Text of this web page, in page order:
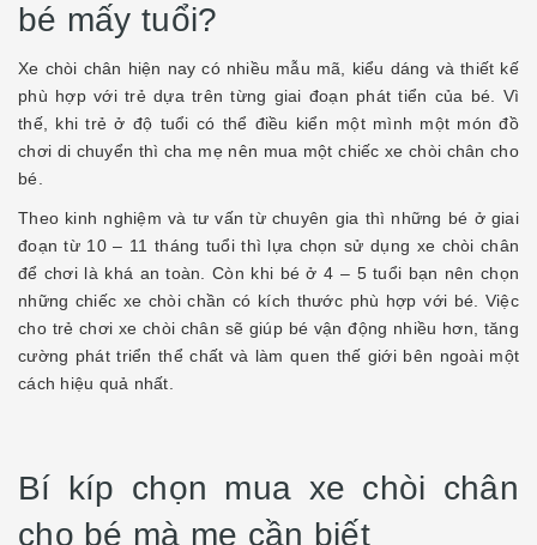
bé mấy tuổi?
Xe chòi chân hiện nay có nhiều mẫu mã, kiểu dáng và thiết kế
phù hợp với trẻ dựa trên từng giai đoạn phát tiển của bé. Vì
thế, khi trẻ ở độ tuổi có thể điều kiển một mình một món đồ
chơi di chuyển thì cha mẹ nên mua một chiếc xe chòi chân cho
bé.
Theo kinh nghiệm và tư vấn từ chuyên gia thì những bé ở giai
đoạn từ 10 – 11 tháng tuổi thì lựa chọn sử dụng xe chòi chân
để chơi là khá an toàn. Còn khi bé ở 4 – 5 tuổi bạn nên chọn
những chiếc xe chòi chần có kích thước phù hợp với bé. Việc
cho trẻ chơi xe chòi chân sẽ giúp bé vận động nhiều hơn, tăng
cường phát triển thể chất và làm quen thế giới bên ngoài một
cách hiệu quả nhất.
Bí kíp chọn mua xe chòi chân
cho bé mà mẹ cần biết